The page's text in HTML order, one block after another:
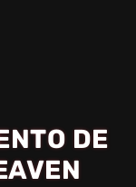
DE